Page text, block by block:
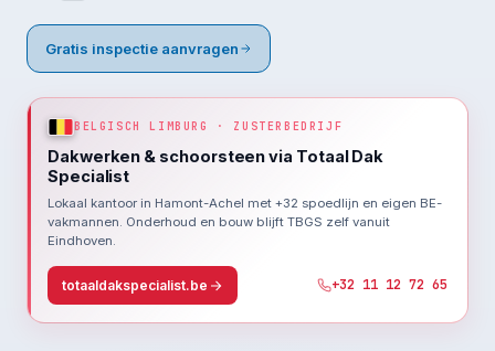
Gratis inspectie aanvragen
BELGISCH LIMBURG · ZUSTERBEDRIJF
Dakwerken & schoorsteen via Totaal Dak
Specialist
Lokaal kantoor in Hamont-Achel met +32 spoedlijn en eigen BE-
vakmannen. Onderhoud en bouw blijft TBGS zelf vanuit
Eindhoven.
totaaldakspecialist.be +32 11 12 72 65